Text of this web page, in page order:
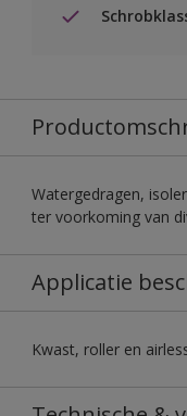
Watergedragen,
ter voorkoming van
Applicatie
Kwast, roller en